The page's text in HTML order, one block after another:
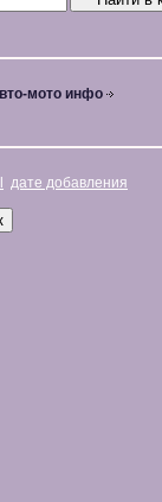
мото инфо
дате добавления